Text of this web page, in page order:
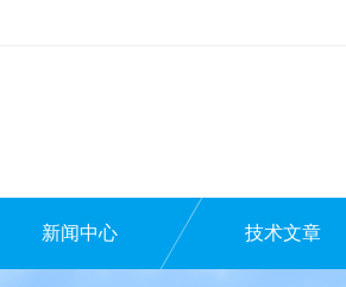
新闻中心 技术文章